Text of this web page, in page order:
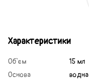
Характеристики
Об`єм
15 мл
Основа
водна